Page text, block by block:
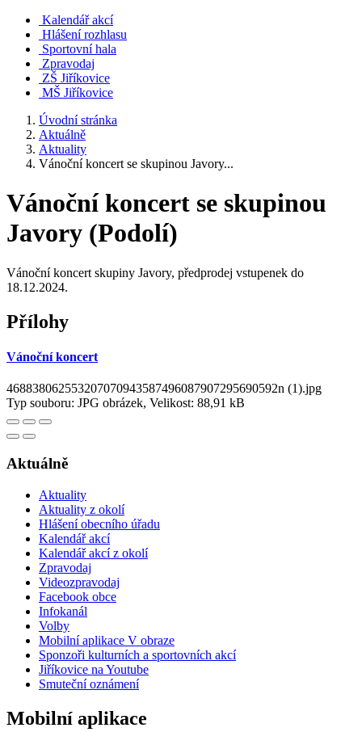
Kalendář akcí
Hlášení rozhlasu
Sportovní hala
Zpravodaj
ZŠ Jiříkovice
MŠ Jiříkovice
Úvodní stránka
Aktuálně
Aktuality
Vánoční koncert se skupinou Javory...
Vánoční koncert se skupinou
Javory (Podolí)
Vánoční koncert skupiny Javory, předprodej vstupenek do
18.12.2024.
Přílohy
Vánoční koncert
468838062553207070943587496087907295690592n (1).jpg
Typ souboru: JPG obrázek, Velikost: 88,91 kB
Aktuálně
Aktuality
Aktuality z okolí
Hlášení obecního úřadu
Kalendář akcí
Kalendář akcí z okolí
Zpravodaj
Videozpravodaj
Facebook obce
Infokanál
Volby
Mobilní aplikace V obraze
Sponzoři kulturních a sportovních akcí
Jiříkovice na Youtube
Smuteční oznámení
Mobilní aplikace